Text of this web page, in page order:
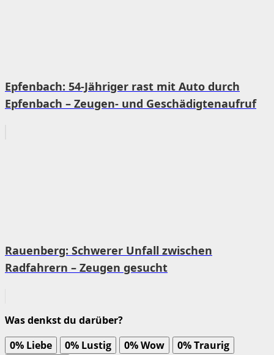
Epfenbach: 54-Jähriger rast mit Auto durch
Epfenbach – Zeugen- und Geschädigtenaufruf
Rauenberg: Schwerer Unfall zwischen
Radfahrern – Zeugen gesucht
Was denkst du darüber?
0% Liebe 0% Lustig 0%Wow 0%Traurig